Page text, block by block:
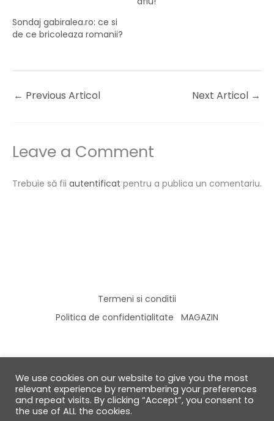
Sondaj gabiralea.ro: ce si
de ce bricoleaza romanii?
← Previous Articol Next Articol →
Leave a Comment
Trebuie să fii autentificat pentru a publica un comentariu.
Termeni si conditii
Politica de confidentialitate
MAGAZIN
© 2026 GabiRalea.ro | DIY & Living
We use cookies on our website to give you the most
relevant experience by remembering your preferences
and repeat visits. By clicking “Accept”, you consent to
the use of ALL the cookies.